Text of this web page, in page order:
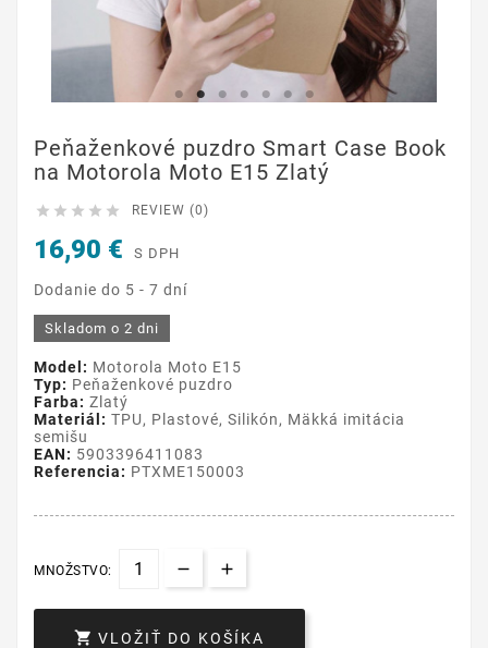
Peňaženkové puzdro Smart Case Book
na Motorola Moto E15 Zlatý
     REVIEW (0)
16,90 € S DPH
Dodanie do 5 - 7 dní
Skladom o 2 dni
Model: Motorola Moto E15
Typ: Peňaženkové puzdro
Farba: Zlatý
Materiál: TPU, Plastové, Silikón, Mäkká imitácia
semišu
EAN: 5903396411083
Referencia: PTXME150003
MNOŽSTVO:
 VLOŽIŤ DO KOŠÍKA